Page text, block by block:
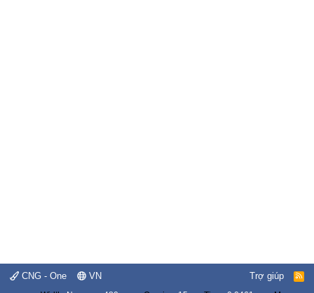
CNG - One VN Trợ giúp
R